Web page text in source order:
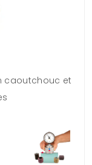
caoutchouc et